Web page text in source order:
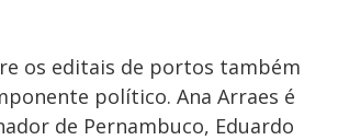
os editais de portos também
político. Ana Arraes é
de Pernambuco, Eduardo